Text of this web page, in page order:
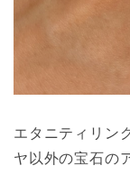
エタニティリン
ヤ以外の宝石の